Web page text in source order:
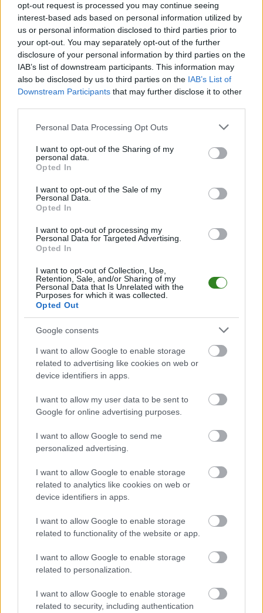
opt-out request is processed you may continue seeing
interest-based ads based on personal information utilized by
us or personal information disclosed to third parties prior to
your opt-out. You may separately opt-out of the further
disclosure of your personal information by third parties on the
IAB’s list of downstream participants. This information may
also be disclosed by us to third parties on the IAB’s List of
Downstream Participants that may further disclose it to other
Please note that this website/app uses one or more Google
not limited to your visit or usage behaviour. You may click to
grant or deny consent to Google and its third-party tags to
use your data for below specified purposes in below Google
consent section.
Personal Data Processing Opt Outs
I want to opt-out of the Sharing of my
personal data.
Opted In
I want to opt-out of the Sale of my
Personal Data.
Opted In
I want to opt-out of processing my
Personal Data for Targeted Advertising.
Opted In
I want to opt-out of Collection, Use,
Retention, Sale, and/or Sharing of my
Personal Data that Is Unrelated with the
Purposes for which it was collected.
Opted Out
Google consents
I want to allow Google to enable storage
related to advertising like cookies on web or
device identifiers in apps.
I want to allow my user data to be sent to
Google for online advertising purposes.
I want to allow Google to send me
personalized advertising.
I want to allow Google to enable storage
related to analytics like cookies on web or
device identifiers in apps.
I want to allow Google to enable storage
related to functionality of the website or app.
I want to allow Google to enable storage
related to personalization.
I want to allow Google to enable storage
related to security, including authentication
Więcej o meczu: Stal Kraśnik - Siarka Tarnobrzeg
Więcej o lidze:III liga, gr. IV
CZYTAJ TAKŻE
Niepołomice bez
licencji na
Ekstraklasę. Klub
wydał oświadczenie
Stal II Rzeszów
wygrała derby i
przypieczętowała
2026-05-13 14:05
Taylor Bannister
odchodzi z
Developresu.
Amerykanka
została ogłoszona w
nowym klubie
⚠
Teraz komentarze są domyślnie ukryte, aby
poprawić komfort korzystania z serwisu. Kliknij
przycisk „Zobacz komentarze”, aby je wyświetlić i
2026-05-13 13:10
Ekstraklasę. Klub wydał
oświadczenie
Asseco Resovia Developres Rzeszów
ITA TOOLS Stal Mielec Cellfast Wilki Krosno|
Texom Stal Rzeszów Stal Mielec |Motor Lublin